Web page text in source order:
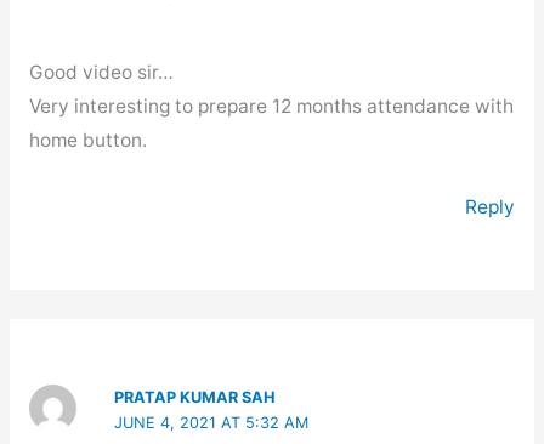
Good video sir…
Very interesting to prepare 12 months attendance with
home button.
Reply
PRATAP KUMAR SAH
JUNE 4, 2021 AT 5:32 AM